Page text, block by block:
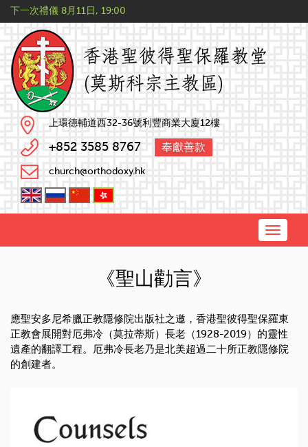
下一次禮儀 8月11日, 19:00
上環德輔道西32-36號利豐商業大廈12樓
+852 3585 8767 奉獻善款
church@orthodoxy.hk
Toggle
《聖山勸言》
應聖安多尼希臘正教隱修院出版社之邀，香港聖彼得聖保羅東
正教會展開對厄弗冷（莫拉蒂斯）長老（1928-2019）的靈性
遺產的翻譯工程。厄弗冷長老乃是北美超過二十所正教隱修院
的創建者。